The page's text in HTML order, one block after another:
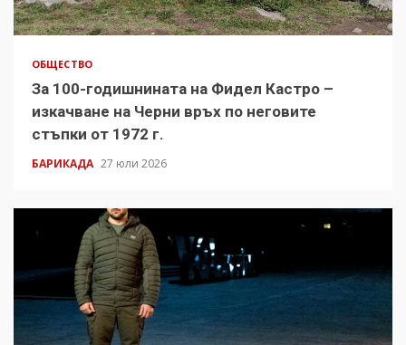
ОБЩЕСТВО
За 100-годишнината на Фидел Кастро –
изкачване на Черни връх по неговите
стъпки от 1972 г.
БАРИКАДА 27 юли 2026